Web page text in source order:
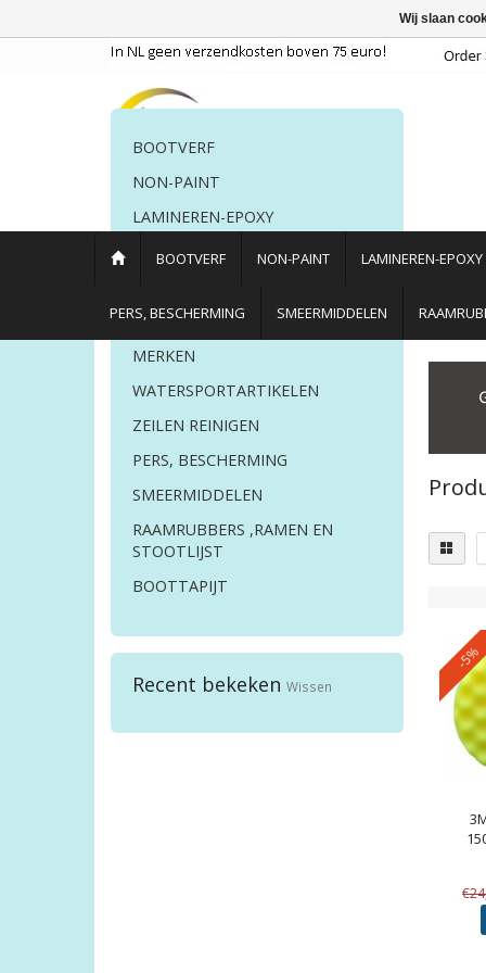
BOOTVERF NON-PAINT LAMINEREN-EPOXY
PERS, BESCHERMING SMEERMIDDELEN
BOOTVERF
NON-PAINT
LAMINEREN-EPOXY
POETSMIDDELEN
LIJM EN KIT
MERKEN
WATERSPORTARTIKELEN
ZEILEN REINIGEN
PERS, BESCHERMING
SMEERMIDDELEN
RAAMRUBBERS ,RAMEN EN
STOOTLIJST
BOOTTAPIJT
Recent bekeken Wissen
-5%
Wij slaan